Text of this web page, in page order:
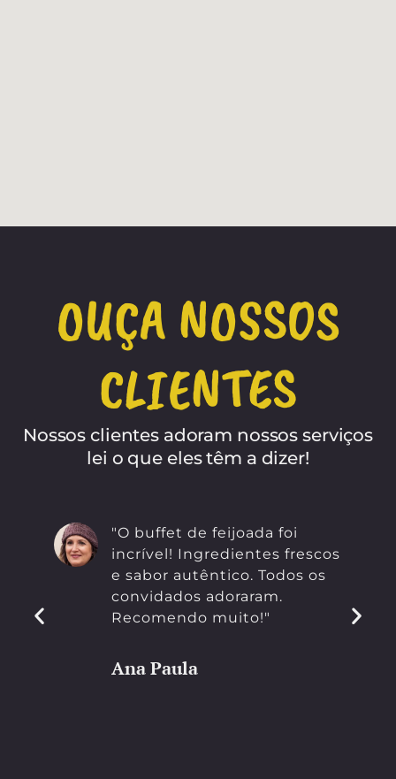
OUÇA NOSSOS
CLIENTES
Nossos clientes adoram nossos serviços
lei o que eles têm a dizer!
"O buffet de feijoada foi
incrível! Ingredientes frescos
e sabor autêntico. Todos os
convidados adoraram.
Recomendo muito!"
Ana Paula